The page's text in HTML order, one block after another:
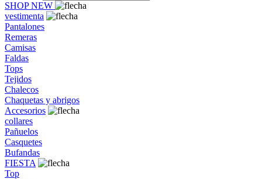
SHOP NEW
vestimenta
Pantalones
Remeras
Camisas
Faldas
Tops
Tejidos
Chalecos
Chaquetas y abrigos
Accesorios
collares
Pañuelos
Casquetes
Bufandas
FIESTA
Top